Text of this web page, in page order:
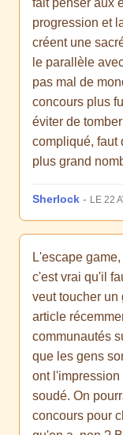
fait penser aux
progression et
créent une
le parallèle
pas mal de
concours plus
éviter de
compliqué, faut
plus grand
Sherlock - LE 22
L'escape
c'est vrai qu'il
veut toucher un
article
communautés
que les gens
ont
soudé. On
concours pour